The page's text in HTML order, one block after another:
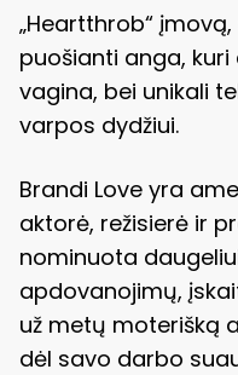
„Heartthrob“
puošianti anga,
vagina, bei unikali
varpos dydžiui.
Brandi Love yra
aktorė, režisierė ir
nominuota
apdovanojimų,
už metų moterišką
dėl savo darbo